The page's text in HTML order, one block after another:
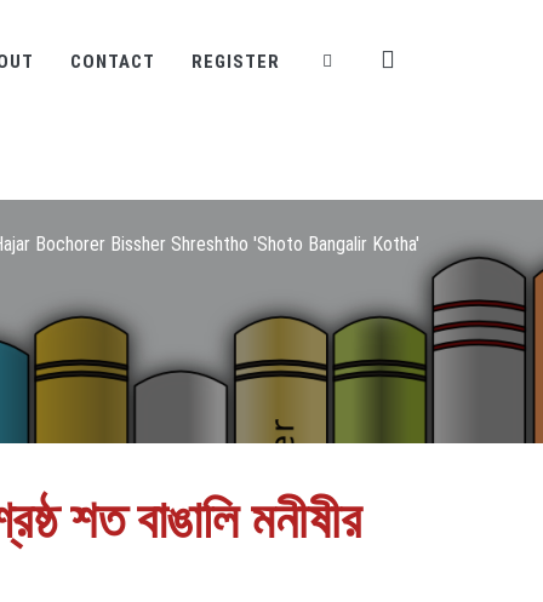
CONTACT REGISTER
Bochorer Bissher Shreshtho 'Shoto Bangalir Kotha'
শত বাঙালি মনীষীর